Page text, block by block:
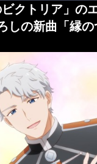
クトリア」の
しの新曲「縁の